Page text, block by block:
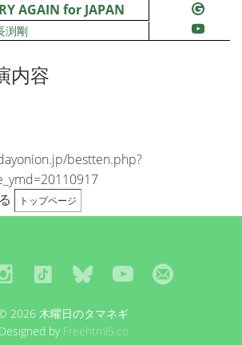
AGAIN for JAPAN
渕剛
内容
bestten.php?
トップページ
2026 木曜日のタマネギ
Designed by Freehtml5.co